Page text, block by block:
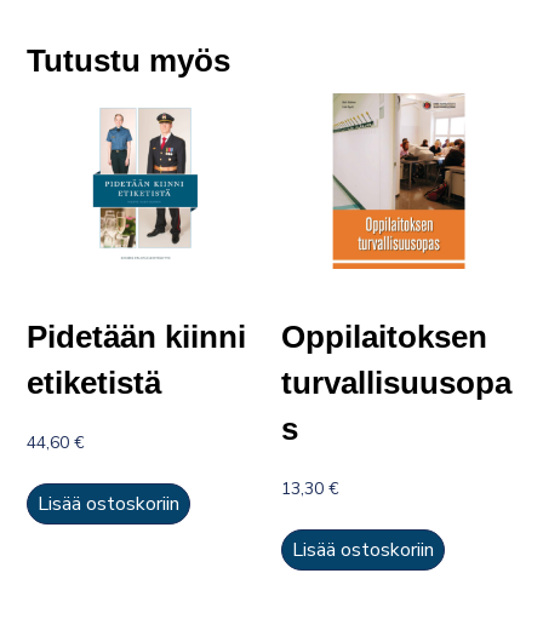
Tutustu myös
Pidetään kiinni
etiketistä
44,60€
Lisää ostoskoriin
Oppilaitoksen
turvallisuusopa
s
13,30€
Lisää ostoskoriin